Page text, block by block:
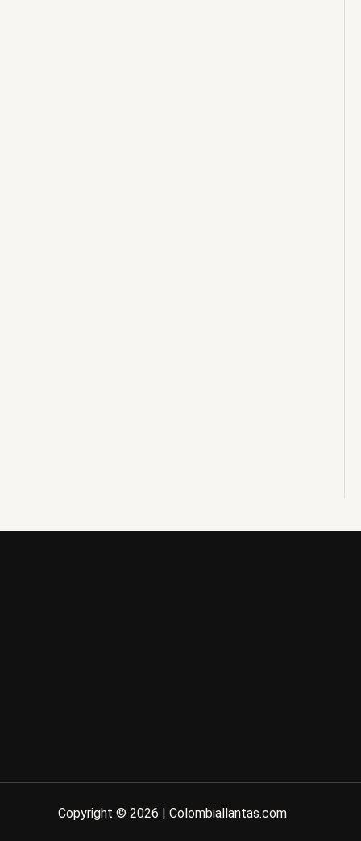
Copyright © 2026 | Colombiallantas.com